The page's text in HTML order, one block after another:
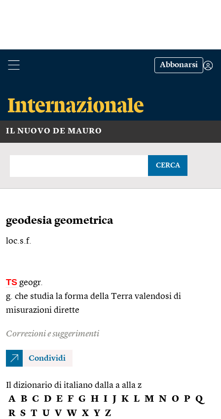
Abbonarsi
IL NUOVO DE MAURO
CERCA
geodesia geometrica
loc.s.f.
TS geogr.
g. che studia la forma della Terra valendosi di
misurazioni dirette
Correzioni e suggerimenti
Condividi
Il dizionario di italiano dalla a alla z
A B C D E F G H I J K L M N O P Q
R S T U V W X Y Z